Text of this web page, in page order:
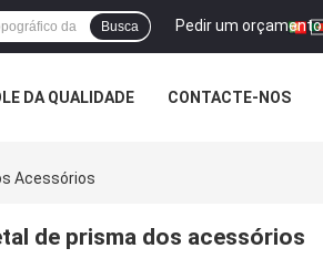
Pedir um orçamento
Busca
DA QUALIDADE CONTACTE-NOS
Acessórios
de prisma dos acessórios